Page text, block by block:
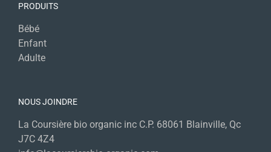
PRODUITS
Bébé
Enfant
Adulte
NOUS JOINDRE
La Coursière bio organic inc C.P. 68061 Blainville, Qc
J7C 4Z4